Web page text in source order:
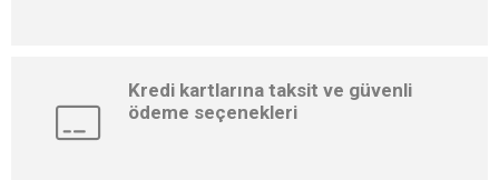
Kredi kartlarına taksit ve güvenli
ödeme seçenekleri